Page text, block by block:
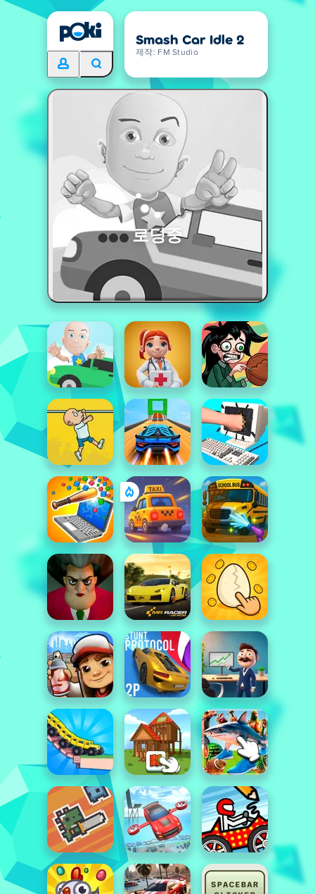
Smash Car Idle 2
제작: FM Studio
로딩중